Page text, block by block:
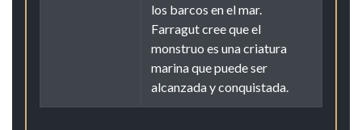
los barcos en el mar.
Farragut cree que el
monstruo es una criatura
marina que puede ser
alcanzada y conquistada.